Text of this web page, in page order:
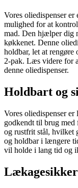
Vores oliedispenser
mulighed for at
mad. Den hjælper dig
køkkenet. Denne
holdbar, let at
2-pak. Læs videre for
denne oliedispenser.
Holdbart og
Vores oliedispenser
godkendt til brug med
og rustfrit stål, hvilket
og holdbar i længere
vil holde i lang tid og